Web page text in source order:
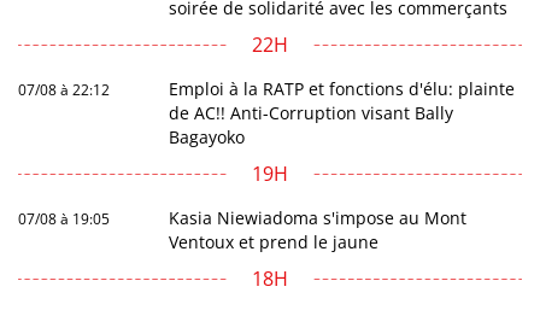
soirée de solidarité avec les commerçants
22H
07/08 à 22:12
Emploi à la RATP et fonctions d'élu: plainte
de AC!! Anti-Corruption visant Bally
Bagayoko
19H
07/08 à 19:05
Kasia Niewiadoma s'impose au Mont
Ventoux et prend le jaune
18H